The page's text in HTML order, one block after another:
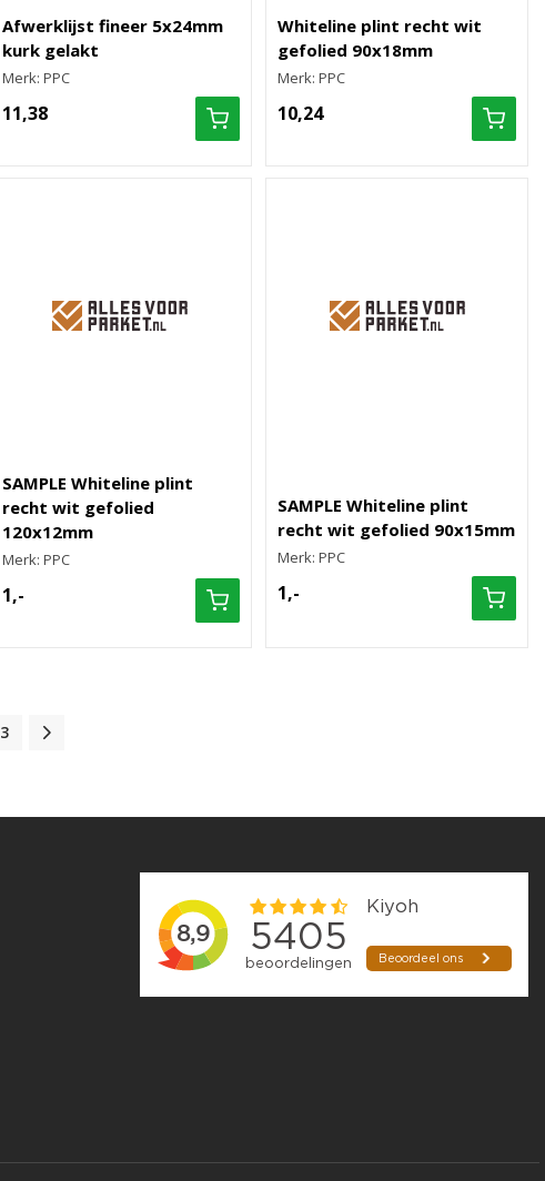
Afwerklijst fineer 5x24mm
kurk gelakt
Merk: PPC
11,38
Whiteline plint recht wit
gefolied 90x18mm
Merk: PPC
10,24
SAMPLE Whiteline plint
recht wit gefolied
120x12mm
Merk: PPC
1,-
SAMPLE Whiteline plint
recht wit gefolied 90x15mm
Merk: PPC
1,-
3